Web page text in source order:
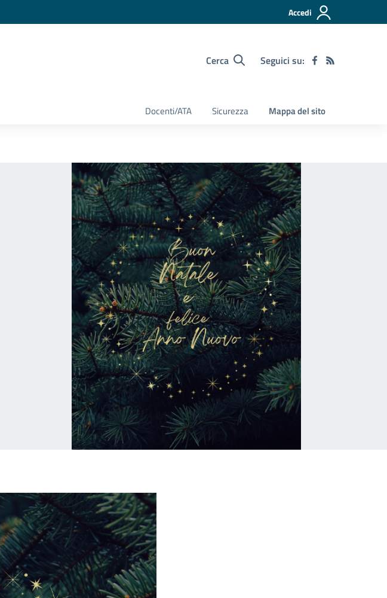
Accedi
Cerca Seguici su:
Docenti/ATA Sicurezza Mappa del sito